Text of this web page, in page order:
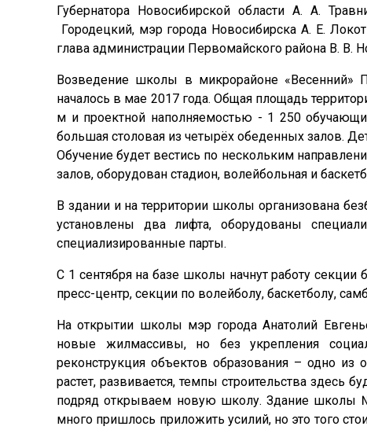
Губернатора Новосибирской области А. А.
Городецкий, мэр города Новосибирска А. Е.
глава администрации Первомайского района В. В.
Возведение школы в микрорайоне «Весенний»
началось в мае 2017 года. Общая площадь
м и проектной наполняемостью - 1 250
большая столовая из четырёх обеденных залов.
Обучение будет вестись по нескольким
залов, оборудован стадион, волейбольная и
В здании и на территории школы организована
установлены два лифта, оборудованы
специализированные парты.
С 1 сентября на базе школы начнут работу
пресс-центр, секции по волейболу, баскетболу,
На открытии школы мэр города Анатолий
новые жилмассивы, но без укрепления
реконструкция объектов образования – одно
растет, развивается, темпы строительства здесь
подряд открываем новую школу. Здание школы
много пришлось приложить усилий, но это того